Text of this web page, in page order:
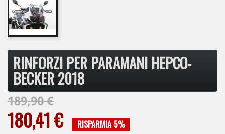
RINFORZI PER PARAMANI HEPCO-
BECKER 2018
189,90 €
180,41 € RISPARMIA 5%